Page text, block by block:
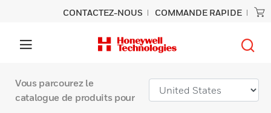
CONTACTEZ-NOUS COMMANDE RAPIDE
Vous parcourez le
catalogue de produits pour